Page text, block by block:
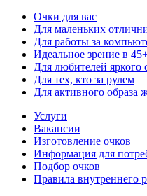
Очки для вас
Для маленьких
Для работы за
Идеальное зрение в
Для любителей яркого
Для тех, кто за рулем
Для активного образа
Услуги
Вакансии
Изготовление очков
Информация для
Подбор очков
Правила внутреннего